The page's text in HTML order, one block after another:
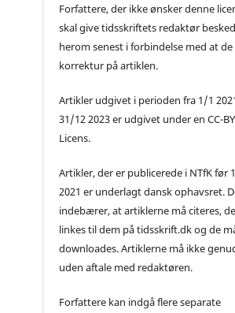
Forfattere, der ikke ønsker denne
skal give tidsskriftets redaktør besked
herom senest i forbindelse med at
korrektur på artiklen.
Artikler udgivet i perioden fra 1/1
31/12 2023 er udgivet under en CC-
Licens.
Artikler, der er publicerede i NTfK før
2021 er underlagt dansk ophavsret.
indebærer, at artiklerne må citeres,
linkes til dem på tidsskrift.dk og de
downloades. Artiklerne må ikke
uden aftale med redaktøren.
Forfattere kan indgå flere separate